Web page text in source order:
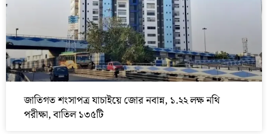
জাতিগত শংসাপত্র যাচাইয়ে জোর নবান্ন, ১.২২ লক্ষ নথি
পরীক্ষা, বাতিল ১৩৫টি